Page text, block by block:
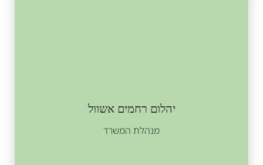
יהלום רחמים אשוול
מנהלת המשרד